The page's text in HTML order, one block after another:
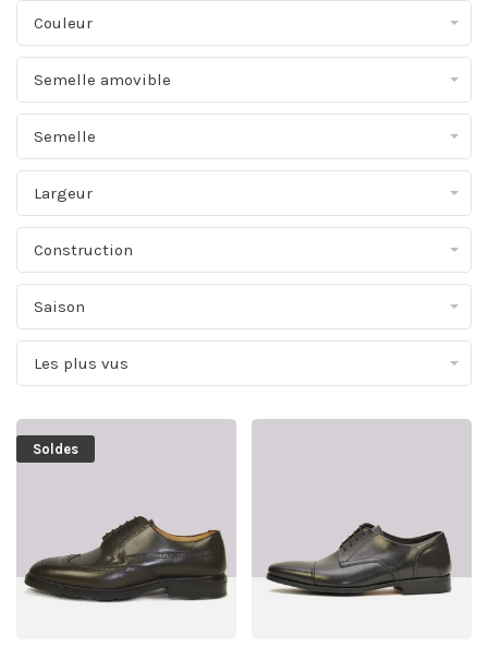
Couleur
Semelle amovible
Semelle
Largeur
Construction
Saison
Les plus vus
Soldes